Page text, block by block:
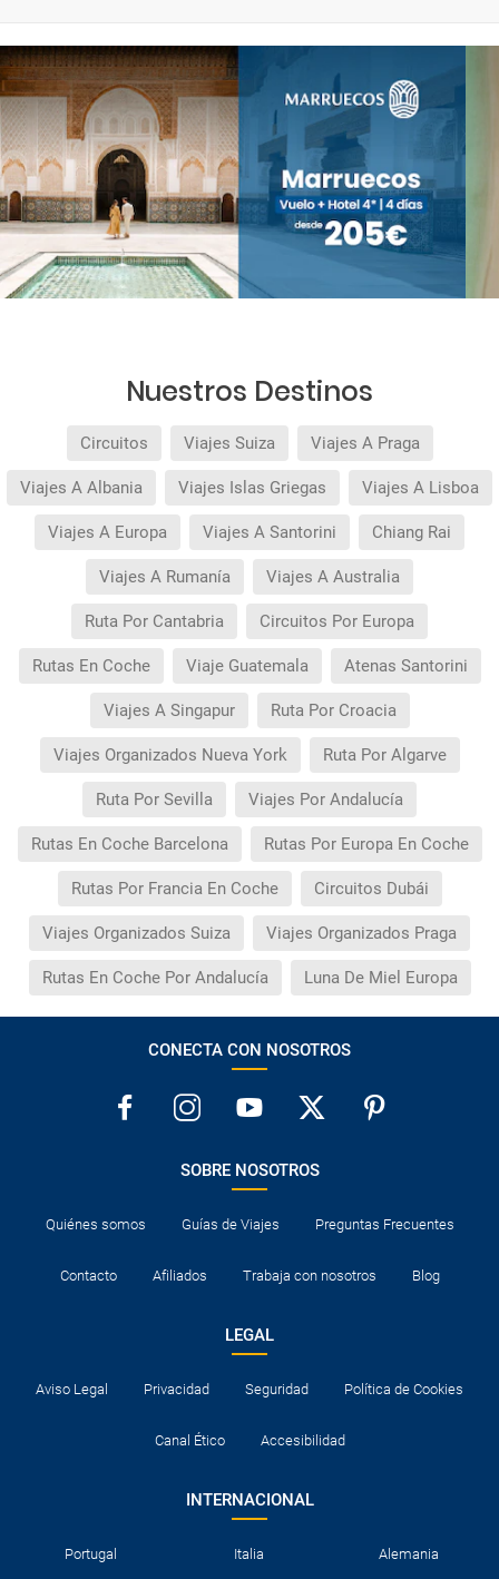
Nuestros Destinos
Circuitos Viajes Suiza Viajes A Praga
Viajes A Albania Viajes Islas Griegas Viajes A Lisboa
Viajes A Europa Viajes A Santorini Chiang Rai
Viajes A Rumanía Viajes A Australia
Ruta Por Cantabria Circuitos Por Europa
Rutas En Coche Viaje Guatemala Atenas Santorini
Viajes A Singapur Ruta Por Croacia
Viajes Organizados Nueva York Ruta Por Algarve
Ruta Por Sevilla Viajes Por Andalucía
Rutas En Coche Barcelona Rutas Por Europa En Coche
Rutas Por Francia En Coche Circuitos Dubái
Viajes Organizados Suiza Viajes Organizados Praga
Rutas En Coche Por Andalucía Luna De Miel Europa
CONECTA CON NOSOTROS
SOBRE NOSOTROS
Quiénes somos Guías de Viajes Preguntas Frecuentes
Contacto Afiliados Trabaja con nosotros Blog
LEGAL
Aviso Legal Privacidad Seguridad Política de Cookies
Canal Ético Accesibilidad
INTERNACIONAL
Portugal Italia Alemania